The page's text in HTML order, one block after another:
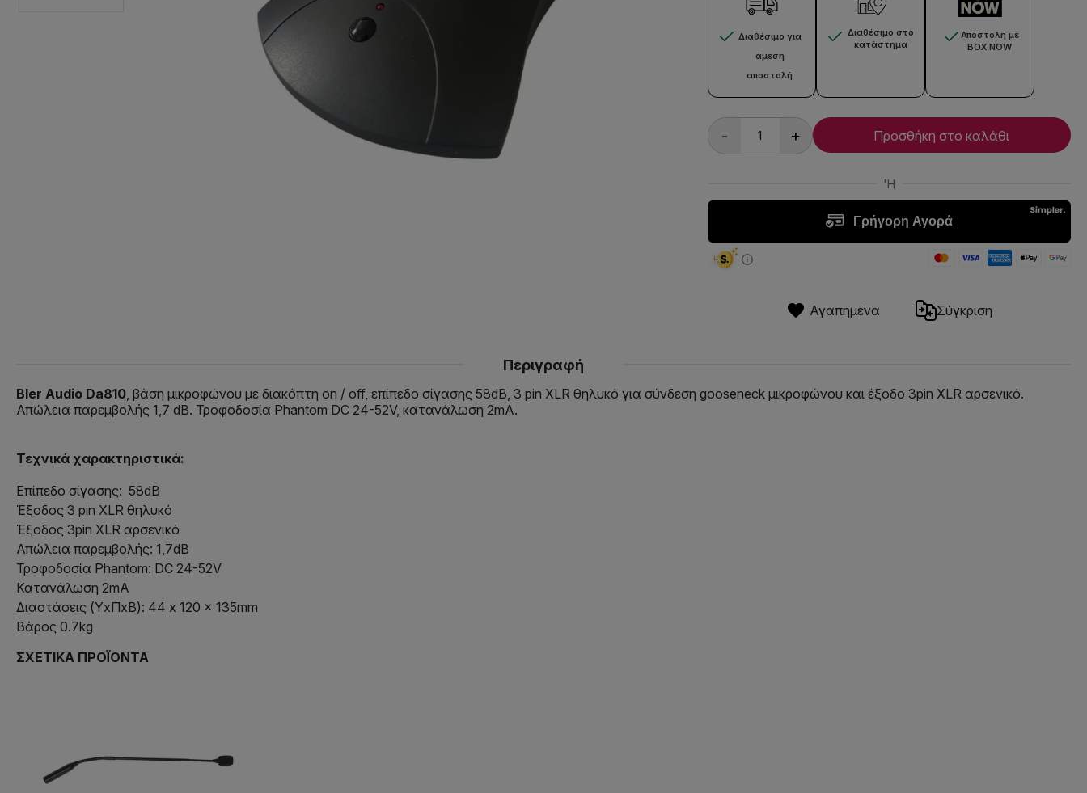
Διαθέσιμο για
άμεση
αποστολή
Διαθέσιμο στο
κατάστημα
Αποστολή με
BOX NOW
- + Προσθήκη στο καλάθι
Αγαπημένα Σύγκριση
Περιγραφή
Bler Audio Da810 , βάση μικροφώνου με διακόπτη on / off, επίπεδο σίγασης 58dB, 3 pin XLR θηλυκό για σύνδεση gooseneck μικροφώνου και έξοδο 3pin XLR αρσενικό.
Απώλεια παρεμβολής 1,7 dB. Τροφοδοσία Phantom DC 24-52V, κατανάλωση 2mA.
Τεχνικά χαρακτηριστικά:
Επίπεδο σίγασης: 58dB
Έξοδος 3 pin XLR θηλυκό
Έξοδος 3pin XLR αρσενικό
Απώλεια παρεμβολής: 1,7dB
Τροφοδοσία Phantom: DC 24-52V
Κατανάλωση 2mA
Διαστάσεις (ΥxΠxΒ): 44 x 120 x 135mm
Βάρος 0.7kg
ΣΧΕΤΙΚΆ ΠΡΟΪΌΝΤΑ